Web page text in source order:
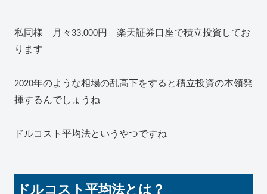
私同様 月々33,000円 楽天証券口座で積立投資してお
ります
2020年のような相場の乱高下をすると積立投資の本領発
揮するんでしょうね
ドルコスト平均法というやつですね
ドルコスト平均法とは？